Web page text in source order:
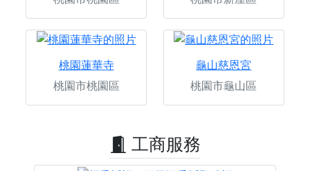
桃園蓮華寺
桃園市桃園區
龜山慈恩宮
桃園市龜山區
工商服務